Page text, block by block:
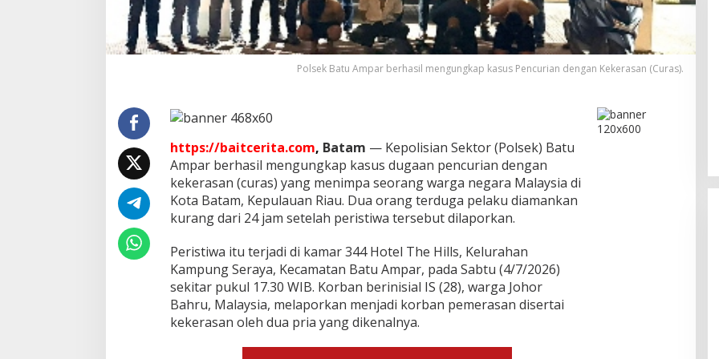
p
K
a
s
a
s
W
N
A
d
B
a
t
a
m
Polsek Batu Ampar berhasil mengungkap kasus Pencurian dengan Kekerasan (Curas).
https://baitcerita.com, Batam — Kepolisian Sektor (Polsek) Batu
Ampar berhasil mengungkap kasus dugaan pencurian dengan
kekerasan (curas) yang menimpa seorang warga negara Malaysia di
Kota Batam, Kepulauan Riau. Dua orang terduga pelaku diamankan
kurang dari 24 jam setelah peristiwa tersebut dilaporkan.
Peristiwa itu terjadi di kamar 344 Hotel The Hills, Kelurahan
Kampung Seraya, Kecamatan Batu Ampar, pada Sabtu (4/7/2026)
sekitar pukul 17.30 WIB. Korban berinisial IS (28), warga Johor
Bahru, Malaysia, melaporkan menjadi korban pemerasan disertai
kekerasan oleh dua pria yang dikenalnya.
Di Batam, Berita, Berita Utama, Daerah, Hukum,
Kepolisian, Kepulauan Riau, Kriminal
6, 2026